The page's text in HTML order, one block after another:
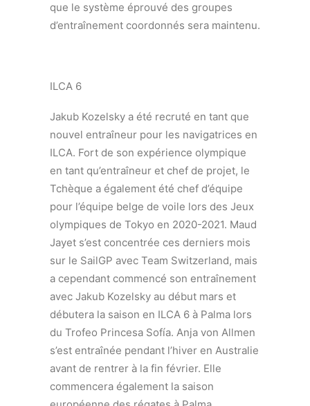
que le système éprouvé des groupes
d’entraînement coordonnés sera maintenu.
ILCA 6
Jakub Kozelsky a été recruté en tant que
nouvel entraîneur pour les navigatrices en
ILCA. Fort de son expérience olympique
en tant qu’entraîneur et chef de projet, le
Tchèque a également été chef d’équipe
pour l’équipe belge de voile lors des Jeux
olympiques de Tokyo en 2020-2021. Maud
Jayet s’est concentrée ces derniers mois
sur le SailGP avec Team Switzerland, mais
a cependant commencé son entraînement
avec Jakub Kozelsky au début mars et
débutera la saison en ILCA 6 à Palma lors
du Trofeo Princesa Sofía. Anja von Allmen
s’est entraînée pendant l’hiver en Australie
avant de rentrer à la fin février. Elle
commencera également la saison